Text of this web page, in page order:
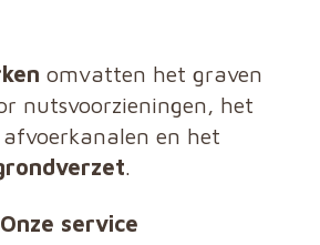
omvatten het graven
nutsvoorzieningen, het
en het
.
Onze service